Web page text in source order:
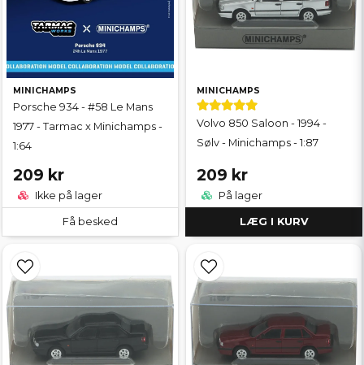
MINICHAMPS
Porsche 934 - #58 Le Mans
1977 - Tarmac x Minichamps -
1:64
209 kr
Ikke på lager
Få besked
MINICHAMPS
Volvo 850 Saloon - 1994 -
Sølv - Minichamps - 1:87
209 kr
På lager
LÆG I KURV